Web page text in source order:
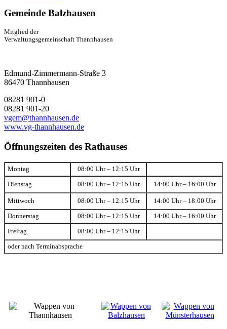
Gemeinde Balzhausen
Mitglied der
Verwaltungsgemeinschaft Thannhausen
Edmund-Zimmermann-Straße 3
86470 Thannhausen
08281 901-0
08281 901-20
vgem@thannhausen.de
www.vg-thannhausen.de
Öffnungszeiten des Rathauses
Montag 08:00 Uhr – 12:15 Uhr
Dienstag 08:00 Uhr – 12:15 Uhr 14:00 Uhr – 16:00 Uhr
Mittwoch 08:00 Uhr – 12:15 Uhr 14:00 Uhr – 18:00 Uhr
Donnerstag 08:00 Uhr – 12:15 Uhr 14:00 Uhr – 16:00 Uhr
Freitag 08:00 Uhr – 12:15 Uhr
oder nach Terminabsprache